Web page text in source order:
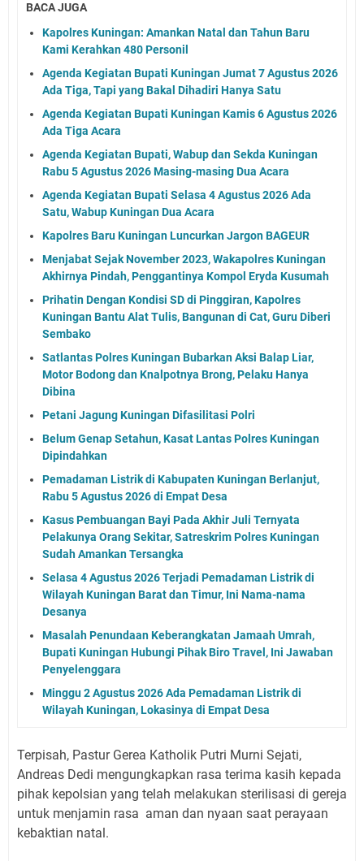
BACA JUGA
Kapolres Kuningan: Amankan Natal dan Tahun Baru
Kami Kerahkan 480 Personil
Agenda Kegiatan Bupati Kuningan Jumat 7 Agustus 2026
Ada Tiga, Tapi yang Bakal Dihadiri Hanya Satu
Agenda Kegiatan Bupati Kuningan Kamis 6 Agustus 2026
Ada Tiga Acara
Agenda Kegiatan Bupati, Wabup dan Sekda Kuningan
Rabu 5 Agustus 2026 Masing-masing Dua Acara
Agenda Kegiatan Bupati Selasa 4 Agustus 2026 Ada
Satu, Wabup Kuningan Dua Acara
Kapolres Baru Kuningan Luncurkan Jargon BAGEUR
Menjabat Sejak November 2023, Wakapolres Kuningan
Akhirnya Pindah, Penggantinya Kompol Eryda Kusumah
Prihatin Dengan Kondisi SD di Pinggiran, Kapolres
Kuningan Bantu Alat Tulis, Bangunan di Cat, Guru Diberi
Sembako
Satlantas Polres Kuningan Bubarkan Aksi Balap Liar,
Motor Bodong dan Knalpotnya Brong, Pelaku Hanya
Dibina
Petani Jagung Kuningan Difasilitasi Polri
Belum Genap Setahun, Kasat Lantas Polres Kuningan
Dipindahkan
Pemadaman Listrik di Kabupaten Kuningan Berlanjut,
Rabu 5 Agustus 2026 di Empat Desa
Kasus Pembuangan Bayi Pada Akhir Juli Ternyata
Pelakunya Orang Sekitar, Satreskrim Polres Kuningan
Sudah Amankan Tersangka
Selasa 4 Agustus 2026 Terjadi Pemadaman Listrik di
Wilayah Kuningan Barat dan Timur, Ini Nama-nama
Desanya
Masalah Penundaan Keberangkatan Jamaah Umrah,
Bupati Kuningan Hubungi Pihak Biro Travel, Ini Jawaban
Penyelenggara
Minggu 2 Agustus 2026 Ada Pemadaman Listrik di
Wilayah Kuningan, Lokasinya di Empat Desa
Terpisah, Pastur Gerea Katholik Putri Murni Sejati,
Andreas Dedi mengungkapkan rasa terima kasih kepada
pihak kepolsian yang telah melakukan sterilisasi di gereja
untuk menjamin rasa aman dan nyaan saat perayaan
kebaktian natal.